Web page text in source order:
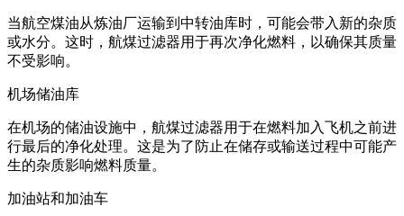
当航空煤油从炼油厂运输到中转油库时，可能会带入新的杂质
或水分。这时，航煤过滤器用于再次净化燃料，以确保其质量
不受影响。
机场储油库
在机场的储油设施中，航煤过滤器用于在燃料加入飞机之前进
行最后的净化处理。这是为了防止在储存或输送过程中可能产
生的杂质影响燃料质量。
加油站和加油车